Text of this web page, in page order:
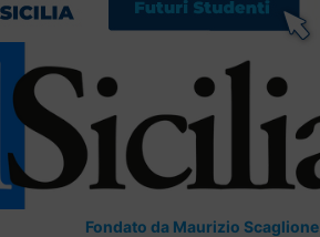
Fondato da Maurizio Scaglione